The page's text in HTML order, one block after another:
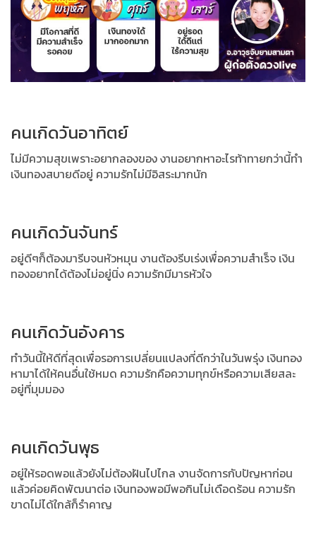
คนเกิดวันอาทิตย์
ไม่มีความสุขเพราะอยากลองของ งานอยากหาอะไรท้าทายกว่านี้ทำ
เงินทองสบายดีอยู่ ความรักไม่มีอิสระมากนัก
คนเกิดวันจันทร์
อยู่ดีๆก็ต้องมารีบจนหัวหมุน งานต้องรีบเร่งเพื่อความสำเร็จ เงิน
ทองอยากได้ต้องไม่อยู่นิ่ง ความรักมีมารหัวใจ
คนเกิดวันอังคาร
ทำวันนี้ให้ดีที่สุดเพื่อรอการเปลี่ยนแปลงที่ดีกว่าในวันพรุ่ง เงินทอง
หามาได้ให้คนอื่นใช้หมด ความรักคือความทุกข์หรือความเสียสละ
อยู่ที่มุมมอง
คนเกิดวันพุธ
อยู่ให้รอดพอแล้วยังไม่ต้องฝันไปไกล งานจัดการกับปัญหาก่อน
แล้วค่อยคิดพัฒนาต่อ เงินทองพอมีพอกินไม่เดือดร้อน ความรัก
ขาดไม่ได้ใกล้ก็รำคาญ